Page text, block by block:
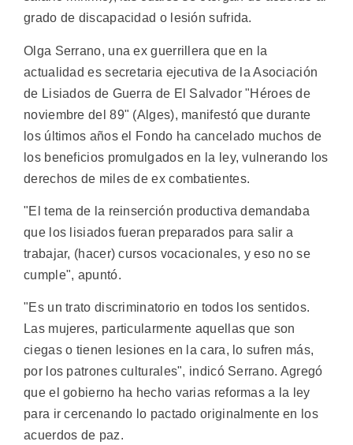
grado de discapacidad o lesión sufrida.
Olga Serrano, una ex guerrillera que en la
actualidad es secretaria ejecutiva de la Asociación
de Lisiados de Guerra de El Salvador "Héroes de
noviembre del 89" (Alges), manifestó que durante
los últimos años el Fondo ha cancelado muchos de
los beneficios promulgados en la ley, vulnerando los
derechos de miles de ex combatientes.
"El tema de la reinserción productiva demandaba
que los lisiados fueran preparados para salir a
trabajar, (hacer) cursos vocacionales, y eso no se
cumple", apuntó.
"Es un trato discriminatorio en todos los sentidos.
Las mujeres, particularmente aquellas que son
ciegas o tienen lesiones en la cara, lo sufren más,
por los patrones culturales", indicó Serrano. Agregó
que el gobierno ha hecho varias reformas a la ley
para ir cercenando lo pactado originalmente en los
acuerdos de paz.